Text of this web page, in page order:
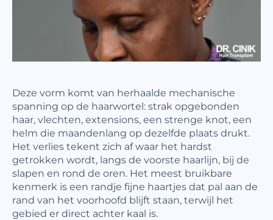
Deze vorm komt van herhaalde mechanische
spanning op de haarwortel: strak opgebonden
haar, vlechten, extensions, een strenge knot, een
helm die maandenlang op dezelfde plaats drukt.
Het verlies tekent zich af waar het hardst
getrokken wordt, langs de voorste haarlijn, bij de
slapen en rond de oren. Het meest bruikbare
kenmerk is een randje fijne haartjes dat pal aan de
rand van het voorhoofd blijft staan, terwijl het
gebied er direct achter kaal is.